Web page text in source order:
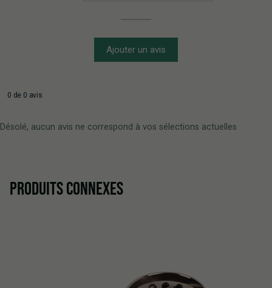
Ajouter un avis
0 de 0 avis
Désolé, aucun avis ne correspond à vos sélections actuelles
PRODUITS CONNEXES